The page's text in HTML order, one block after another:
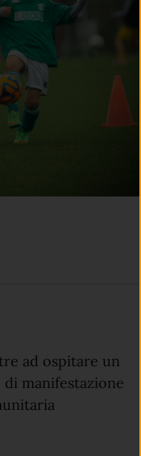
ad ospitare un
di manifestazione